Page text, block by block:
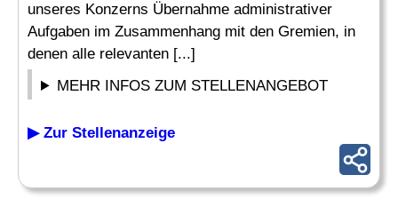
unseres Konzerns Übernahme administrativer
Aufgaben im Zusammenhang mit den Gremien, in
denen alle relevanten [...]
MEHR INFOS ZUM STELLENANGEBOT
▶ Zur Stellenanzeige